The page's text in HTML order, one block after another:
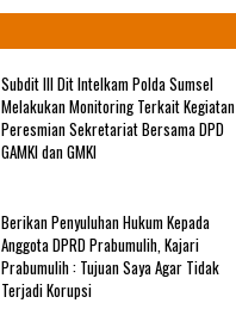
Subdit III Dit Intelkam Polda Sumsel
Melakukan Monitoring Terkait Kegiatan
Peresmian Sekretariat Bersama DPD
GAMKI dan GMKI
Berikan Penyuluhan Hukum Kepada
Anggota DPRD Prabumulih, Kajari
Prabumulih : Tujuan Saya Agar Tidak
Terjadi Korupsi